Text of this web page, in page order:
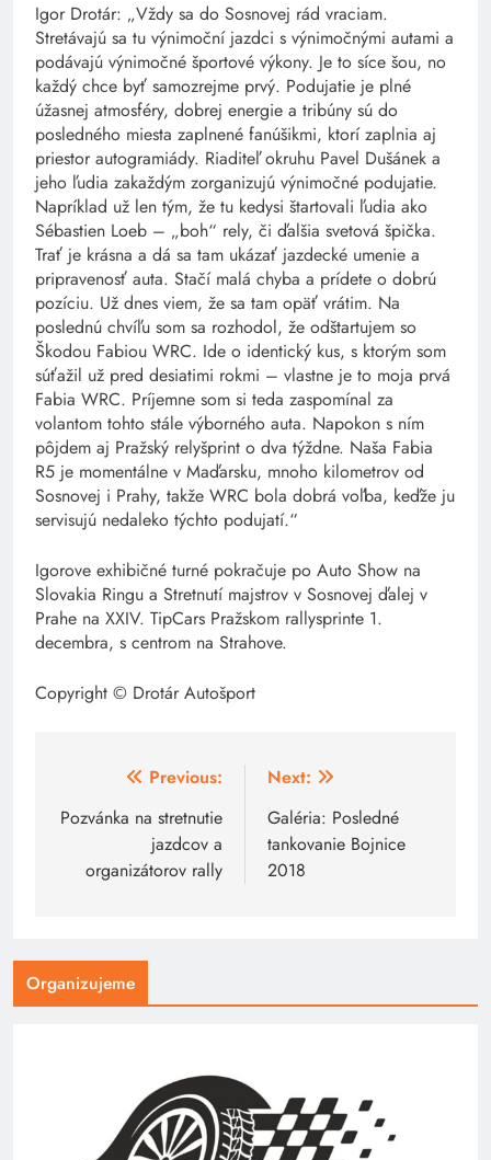
Igor Drotár: „Vždy sa do Sosnovej rád vraciam.
Stretávajú sa tu výnimoční jazdci s výnimočnými autami a
podávajú výnimočné športové výkony. Je to síce šou, no
každý chce byť samozrejme prvý. Podujatie je plné
úžasnej atmosféry, dobrej energie a tribúny sú do
posledného miesta zaplnené fanúšikmi, ktorí zaplnia aj
priestor autogramiády. Riaditeľ okruhu Pavel Dušánek a
jeho ľudia zakaždým zorganizujú výnimočné podujatie.
Napríklad už len tým, že tu kedysi štartovali ľudia ako
Sébastien Loeb – „boh“ rely, či ďalšia svetová špička.
Trať je krásna a dá sa tam ukázať jazdecké umenie a
pripravenosť auta. Stačí malá chyba a prídete o dobrú
pozíciu. Už dnes viem, že sa tam opäť vrátim. Na
poslednú chvíľu som sa rozhodol, že odštartujem so
Škodou Fabiou WRC. Ide o identický kus, s ktorým som
súťažil už pred desiatimi rokmi – vlastne je to moja prvá
Fabia WRC. Príjemne som si teda zaspomínal za
volantom tohto stále výborného auta. Napokon s ním
pôjdem aj Pražský relyšprint o dva týždne. Naša Fabia
R5 je momentálne v Maďarsku, mnoho kilometrov od
Sosnovej i Prahy, takže WRC bola dobrá voľba, keďže ju
servisujú nedaleko týchto podujatí.“
Igorove exhibičné turné pokračuje po Auto Show na
Slovakia Ringu a Stretnutí majstrov v Sosnovej ďalej v
Prahe na XXIV. TipCars Pražskom rallysprinte 1.
decembra, s centrom na Strahove.
Copyright © Drotár Autošport
Navigácia
v
článku
Previous:
Pozvánka na stretnutie
jazdcov a
organizátorov rally
Next:
Galéria: Posledné
tankovanie Bojnice
2018
Organizujeme